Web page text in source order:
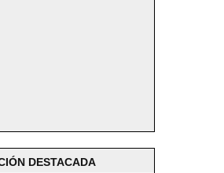
DESTACADA